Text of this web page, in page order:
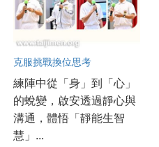
克服挑戰換位思考
練陣中從「身」到「心」
的蛻變，啟安透過靜心與
溝通，體悟「靜能生智
慧」...